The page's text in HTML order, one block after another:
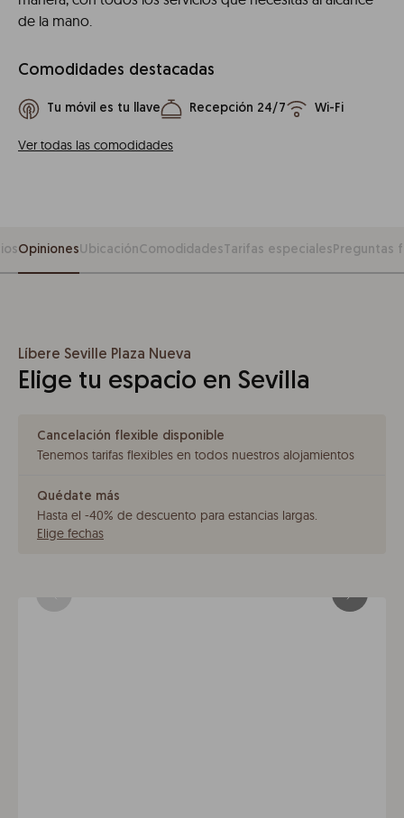
de la mano.
Comodidades destacadas
Tu móvil es tu llave Recepción 24/7 Wi-Fi
Ver todas las comodidades
OpinionesUbicaciónComodidades Tarifas especialesPreguntas
Líbere Seville Plaza Nueva
Elige tu espacio en Sevilla
Cancelación flexible disponible
Tenemos tarifas flexibles en todos nuestros alojamientos
Quédate más
Hasta el -40% de descuento para estancias largas.
Elige fechas